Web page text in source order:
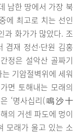
남한 땅에서 가장 북
에 최고로 치는 선인
과 화가가 많았다. 조
겸재 정선·단원 김홍
정은 설악산 골짜기
기암절벽위에 세워
면 토해내는 모래의
‘명사십리(鳴沙十
의 거센 파도에 멍이
모래가 울고 있는 소